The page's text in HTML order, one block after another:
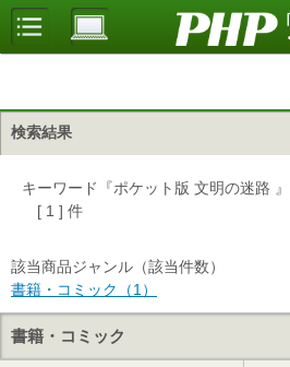
検索結果
キーワード『ポケット版 文明の迷路
[ 1 ] 件
該当商品ジャンル（該当件数）
書籍・コミック（1）
書籍・コミック